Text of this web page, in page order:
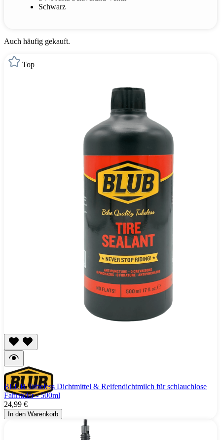
Schwarz
Auch häufig gekauft.
Top
BLUB Tubeless Dichtmittel & Reifendichtmilch für schlauchlose
Fahrräder - 500ml
24,99 €
In den Warenkorb